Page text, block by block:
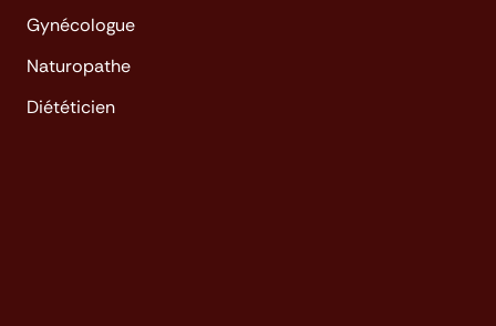
Gynécologue
Naturopathe
Diététicien